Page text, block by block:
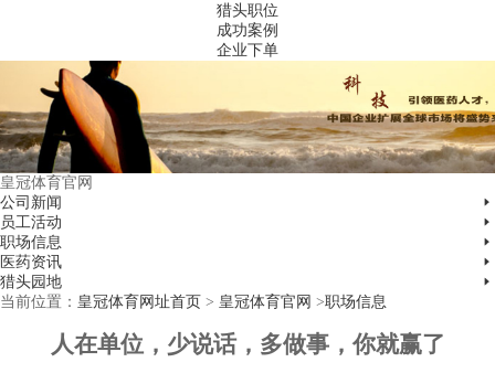
猎头职位
成功案例
企业下单
皇冠体育官网
公司新闻

员工活动 
职场信息 
医药资讯 
猎头园地 
当前位置： 皇冠体育网址首页 > 皇冠体育官网 >职场信息
人在单位，少说话，多做事，你就赢了